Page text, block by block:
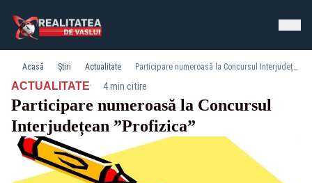
Acasă Știri Actualitate Participare numeroasă la Concursul Interjudețean ”Profizica”
ACTUALITATE· 4 min citire
Participare numeroasă la Concursul
Interjudețean ”Profizica”